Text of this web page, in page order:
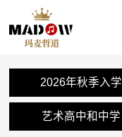
2026年秋季入学
艺术高中和中学